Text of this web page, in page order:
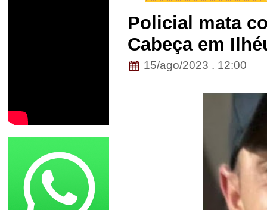
Policial mata
Cabeça em
15/ago/2023 . 12:00